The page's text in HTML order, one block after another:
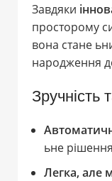
Завдяки
просторому
вона стане
народження
Зручність
ьне
Легка, але